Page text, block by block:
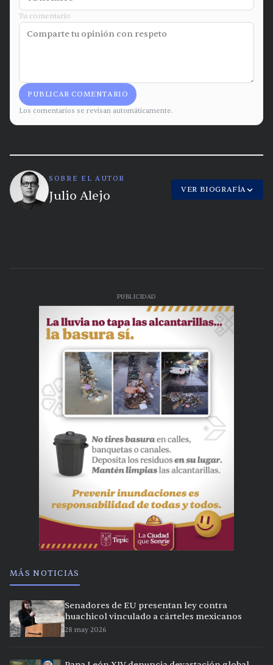
Tu comentario
PUBLICAR COMENTARIO
Los comentarios se revisan automáticamente.
SOBRE EL AUTOR
Julio Alejo VER BIOGRAFÍA
PUBLICIDAD
MÁS NOTICIAS
Senadores de EU presentan ley contra
huachicol vinculado a cárteles mexicanos
28 may 2026